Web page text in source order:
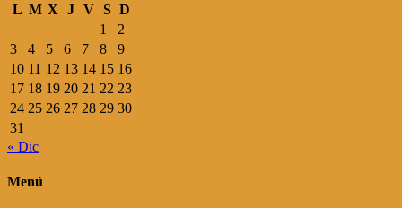
L M X J V S D
1
2
3
4 5 6 7 8
9
10 11 12 13 14 15 16
17 18 19 20 21 22 23
24 25 26 27 28 29 30
31
« Dic
Menú